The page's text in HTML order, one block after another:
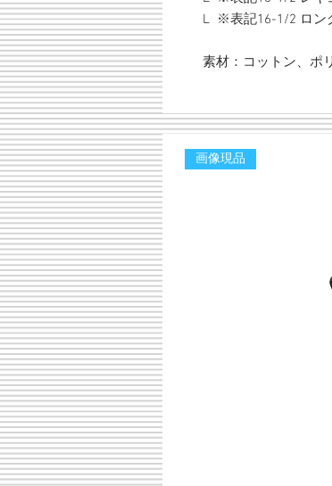
L ※表記16-1/2 ロン
素材：コットン、ポ
画像現品